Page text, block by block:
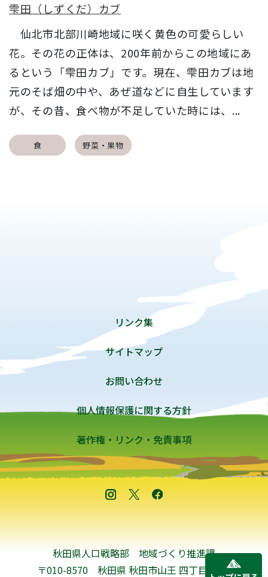
雫田（しずくだ）カブ
仙北市北部川崎地域に咲く黄色の可愛らしい
花。その花の正体は、200年前からこの地域にあ
るという「雫田カブ」です。現在、雫田カブは地
元のそば畑の中や、あぜ道などに自生しています
が、その昔、食べ物が不足していた時には、...
食 野菜・果物
リンク集
サイトマップ
お問い合わせ
個人情報保護に関する方針
著作権・リンク・免責事項
秋田県人口戦略部 地域づくり推進課
〒010-8570 秋田県 秋田市山王 四丁目1-1